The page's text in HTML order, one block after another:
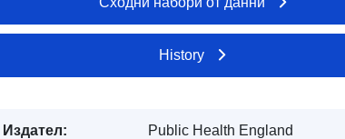
History
Издател: Public Health England